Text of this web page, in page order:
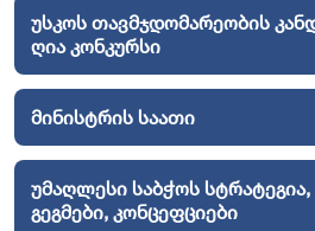
უსკოს თავმჯდომარეობის
ღია კონკურსი
მინისტრის საათი
უმაღლესი საბჭოს
გეგმები, კონცეფციები